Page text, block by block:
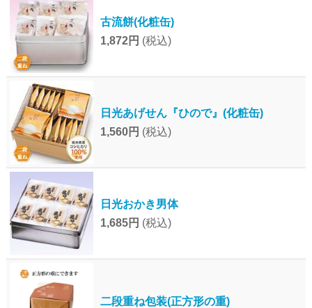
古流餅(化粧缶)
1,872円 (税込)
日光あげせん『ひので』(化粧缶)
1,560円 (税込)
日光おかき男体
1,685円 (税込)
二段重ね包装(正方形の重)